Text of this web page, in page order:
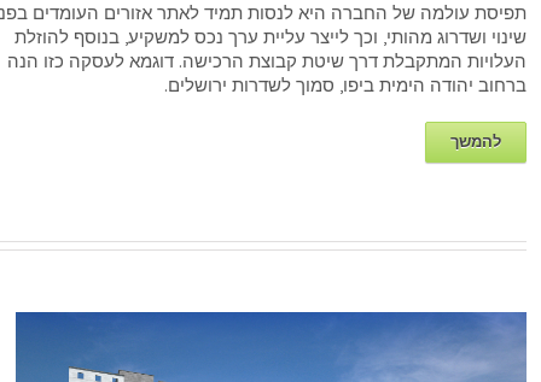
תפיסת עולמה של החברה היא לנסות תמיד לאתר אזורים העומדים
שינוי ושדרוג מהותי, וכך לייצר עליית ערך נכס למשקיע, בנוסף להוזלת
העלויות המתקבלת דרך שיטת קבוצת הרכישה. דוגמא לעסקה כזו הנה
ברחוב יהודה הימית ביפו, סמוך לשדרות ירושלים.
להמשך